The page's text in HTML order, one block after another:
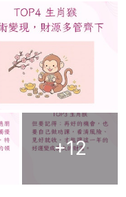
+12